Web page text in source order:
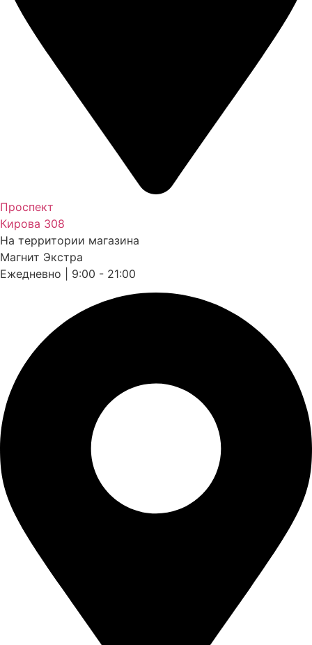
Проспект
Кирова 308
На территории магазина
Магнит Экстра
Ежедневно | 9:00 - 21:00